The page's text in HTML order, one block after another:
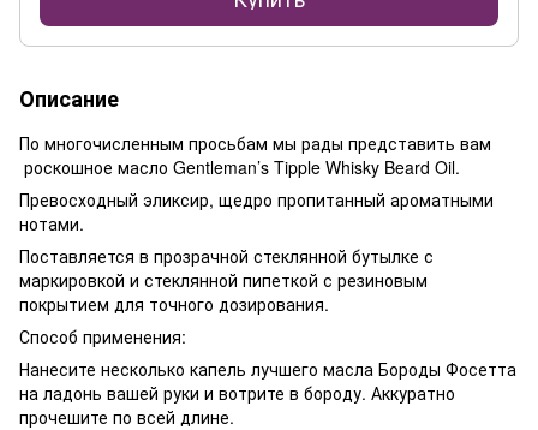
Описание
По многочисленным просьбам мы рады представить вам
роскошное масло Gentleman’s Tipple Whisky Beard Oil.
Превосходный эликсир, щедро пропитанный ароматными
нотами.
Поставляется в прозрачной стеклянной бутылке с
маркировкой и стеклянной пипеткой с резиновым
покрытием для точного дозирования.
Способ применения:
Нанесите несколько капель лучшего масла Бороды Фосетта
на ладонь вашей руки и вотрите в бороду. Аккуратно
прочешите по всей длине.